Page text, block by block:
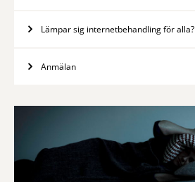
Lämpar sig internetbehandling för alla?
Anmälan